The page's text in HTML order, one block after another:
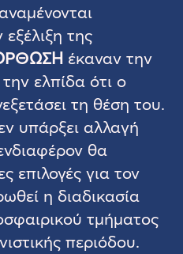
εξέλιξη της
έκαναν την
ελπίδα ότι ο
τη θέση του.
υπάρξει αλλαγή
θα
επιλογές για τον
η διαδικασία
τμήματος
περιόδου.